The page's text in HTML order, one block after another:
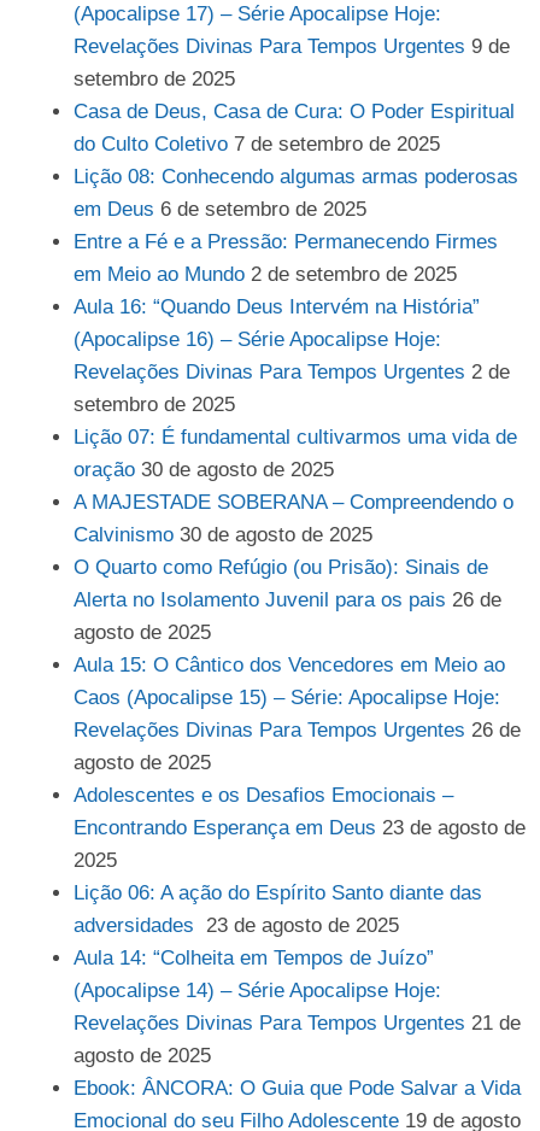
(Apocalipse 17) – Série Apocalipse Hoje:
Revelações Divinas Para Tempos Urgentes 9 de
setembro de 2025
Casa de Deus, Casa de Cura: O Poder Espiritual
do Culto Coletivo 7 de setembro de 2025
Lição 08: Conhecendo algumas armas poderosas
em Deus 6 de setembro de 2025
Entre a Fé e a Pressão: Permanecendo Firmes
em Meio ao Mundo 2 de setembro de 2025
Aula 16: “Quando Deus Intervém na História”
(Apocalipse 16) – Série Apocalipse Hoje:
Revelações Divinas Para Tempos Urgentes 2 de
setembro de 2025
Lição 07: É fundamental cultivarmos uma vida de
oração 30 de agosto de 2025
A MAJESTADE SOBERANA – Compreendendo o
Calvinismo 30 de agosto de 2025
O Quarto como Refúgio (ou Prisão): Sinais de
Alerta no Isolamento Juvenil para os pais 26 de
agosto de 2025
Aula 15: O Cântico dos Vencedores em Meio ao
Caos (Apocalipse 15) – Série: Apocalipse Hoje:
Revelações Divinas Para Tempos Urgentes 26 de
agosto de 2025
Adolescentes e os Desafios Emocionais –
Encontrando Esperança em Deus 23 de agosto de
2025
Lição 06: A ação do Espírito Santo diante das
adversidades
23 de agosto de 2025
Aula 14: “Colheita em Tempos de Juízo”
(Apocalipse 14) – Série Apocalipse Hoje:
Revelações Divinas Para Tempos Urgentes 21 de
agosto de 2025
Ebook: ÂNCORA: O Guia que Pode Salvar a Vida
Emocional do seu Filho Adolescente 19 de agosto